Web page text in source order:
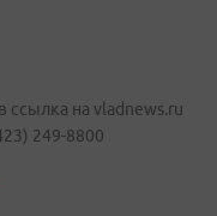
ссылка на vladnews.ru
249-8800